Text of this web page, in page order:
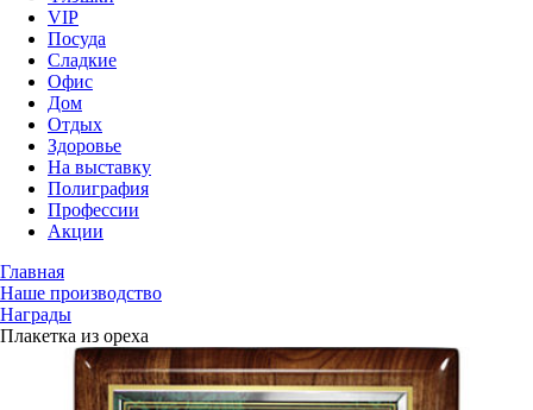
VIP
Посуда
Сладкие
Офис
Дом
Отдых
Здоровье
На выставку
Полиграфия
Профессии
Акции
Главная
Наше производство
Награды
Плакетка из ореха